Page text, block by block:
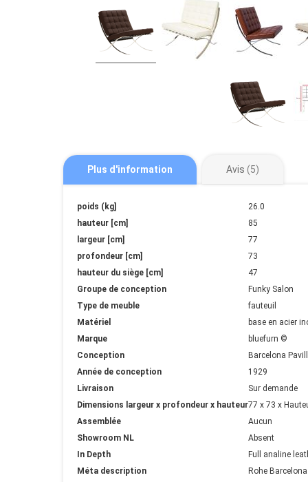
Plus d'information
Plus
d'information
poids (kg]
26.0
hauteur [cm]
85
largeur [cm]
77
profondeur [cm]
73
hauteur du siège [cm]
47
Groupe de conception
Funky Salon
Type de meuble
fauteuil
Matériel
base en acier
Marque
bluefurn ©
Conception
Barcelona
Année de conception
1929
Livraison
Sur demande
Dimensions largeur x profondeur x hauteur77 x 73 x
Assemblée
Aucun
Showroom NL
Absent
In Depth
Full analine
Méta description
Rohe
Avis 5